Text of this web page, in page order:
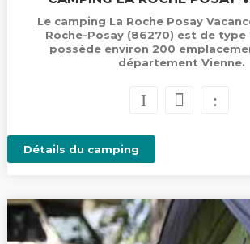
Le camping La Roche Posay
Roche-Posay (86270) est de
possède environ 200
département Vienne.
Détails du camping